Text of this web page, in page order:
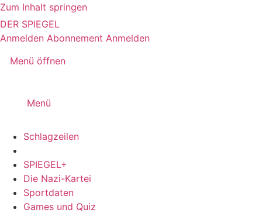
Zum Inhalt springen
DER SPIEGEL
Anmelden Abonnement Anmelden
Menü öffnen
Menü
Schlagzeilen
SPIEGEL+
Die Nazi-Kartei
Sportdaten
Games und Quiz